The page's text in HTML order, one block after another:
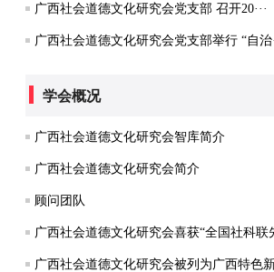
广西社会道德文化研究会党支部 召开20···
广西社会道德文化研究会党支部举行 “自治
学会概况
广西社会道德文化研究会智库简介
广西社会道德文化研究会简介
顾问团队
广西社会道德文化研究会喜获“全国社科联
广西社会道德文化研究会被列为广西特色新